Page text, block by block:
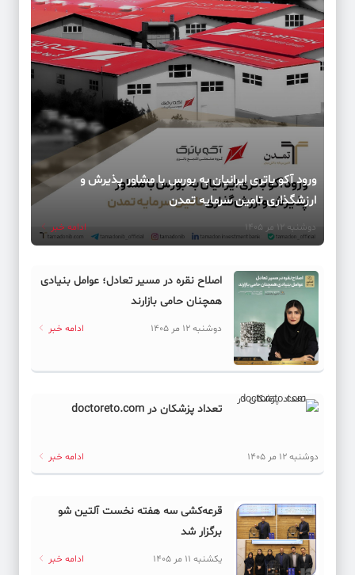
ورود آکو باتری ایرانیان به بورس با مشاور پذیرش و
ارزشگذاری تامین سرمایه تمدن
دوشنبه 12 مر 1405 ادامه خبر
اصلاح نقره در مسیر تعادل؛ عوامل بنیادی
همچنان حامی بازارند
دوشنبه 12 مر 1405 ادامه خبر
تعداد پزشکان در doctoreto.com
دوشنبه 12 مر 1405 ادامه خبر
قرعه‌کشی سه هفته نخست آلتین شو
برگزار شد
یکشنبه 11 مر 1405 ادامه خبر